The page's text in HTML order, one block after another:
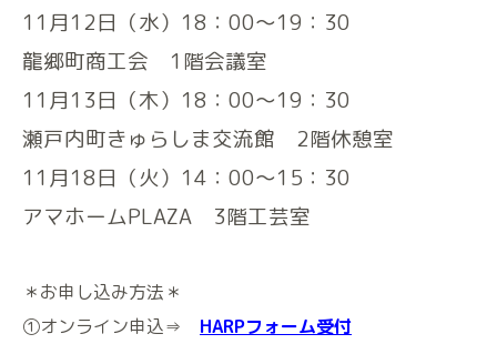
11月12日（水）18：00～19：30
龍郷町商工会 1階会議室
11月13日（木）18：00～19：30
瀬戸内町きゅらしま交流館 2階休憩室
11月18日（火）14：00～15：30
アマホームPLAZA 3階工芸室
＊お申し込み方法＊
①オンライン申込⇒ HARPフォーム受付